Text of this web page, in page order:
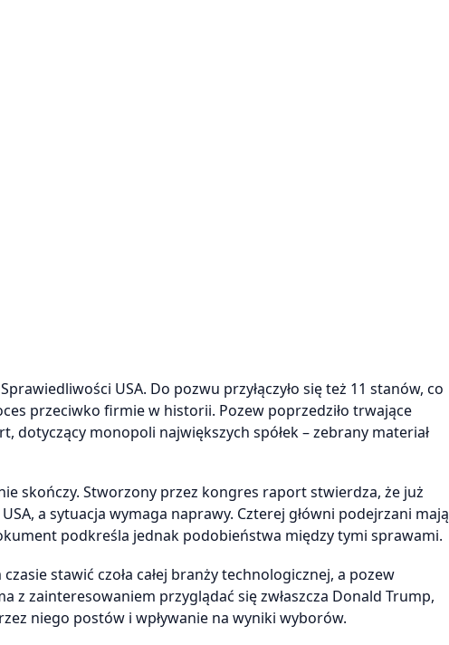
USA. Do pozwu przyłączyło się też 11 stanów, co
przeciwko firmie w historii. Pozew poprzedziło trwające
monopoli największych spółek – zebrany materiał
skończy. Stworzony przez kongres raport stwierdza, że już
a sytuacja wymaga naprawy. Czterej główni podejrzani mają
podkreśla jednak podobieństwa między tymi sprawami.
stawić czoła całej branży technologicznej, a pozew
z zainteresowaniem przyglądać się zwłaszcza Donald Trump,
niego postów i wpływanie na wyniki wyborów.